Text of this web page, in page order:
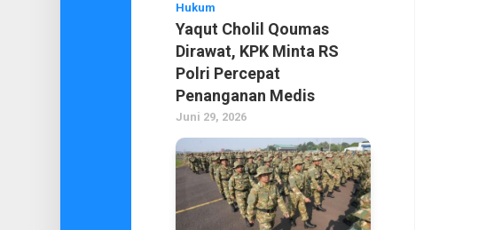
Hukum
Yaqut Cholil Qoumas
Dirawat, KPK Minta RS
Polri Percepat
Penanganan Medis
Juni 29, 2026